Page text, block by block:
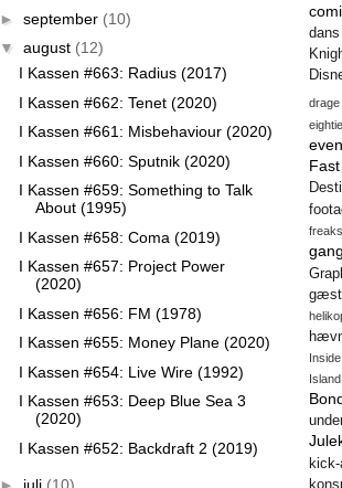
► september (10)
▼ august (12)
I Kassen #663: Radius (2017)
I Kassen #662: Tenet (2020)
I Kassen #661: Misbehaviour (2020)
I Kassen #660: Sputnik (2020)
I Kassen #659: Something to Talk
About (1995)
I Kassen #658: Coma (2019)
I Kassen #657: Project Power
(2020)
I Kassen #656: FM (1978)
I Kassen #655: Money Plane (2020)
I Kassen #654: Live Wire (1992)
I Kassen #653: Deep Blue Sea 3
(2020)
I Kassen #652: Backdraft 2 (2019)
dans
drage
freaks
Island